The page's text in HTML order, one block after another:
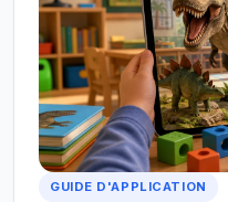
GUIDE D'APPLICATION